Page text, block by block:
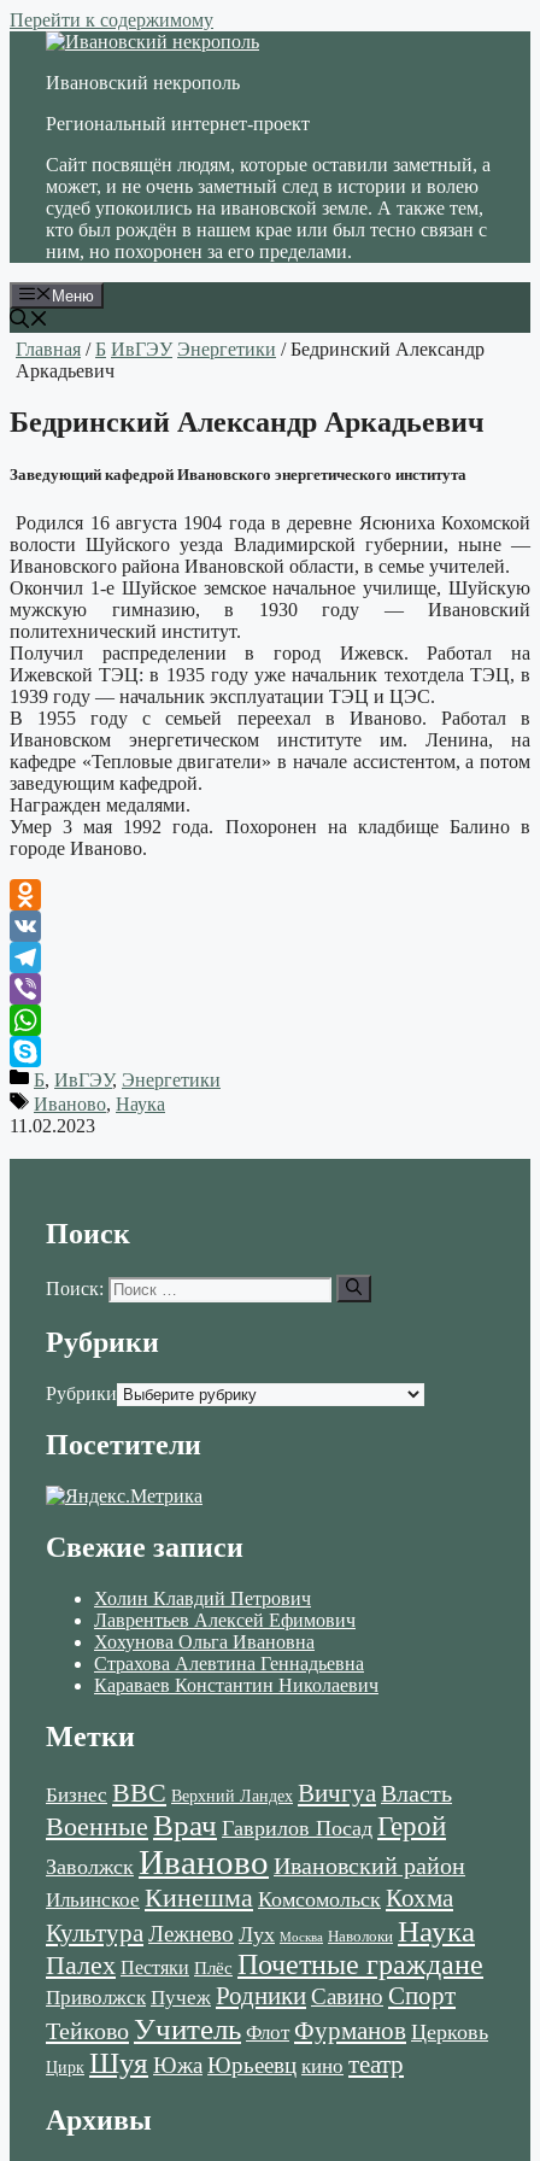
Перейти к содержимому
Ивановский некрополь
Региональный интернет-проект
Сайт посвящён людям, которые оставили заметный, а
может, и не очень заметный след в истории и волею
судеб упокоились на ивановской земле. А также тем,
кто был рождён в нашем крае или был тесно связан с
ним, но похоронен за его пределами.
Меню
Главная /Б ИвГЭУ Энергетики / Бедринский Александр
Аркадьевич
Бедринский Александр Аркадьевич
Заведующий кафедрой Ивановского энергетического института
Родился 16 августа 1904 года в деревне Ясюниха Кохомской
волости Шуйского уезда Владимирской губернии, ныне —
Ивановского района Ивановской области, в семье учителей.
Окончил 1-е Шуйское земское начальное училище, Шуйскую
мужскую гимназию, в 1930 году — Ивановский
политехнический институт.
Получил распределении в город Ижевск. Работал на
Ижевской ТЭЦ: в 1935 году уже начальник техотдела ТЭЦ, в
1939 году — начальник эксплуатации ТЭЦ и ЦЭС.
В 1955 году с семьей переехал в Иваново. Работал в
Ивановском энергетическом институте им. Ленина, на
кафедре «Тепловые двигатели» в начале ассистентом, а потом
заведующим кафедрой.
Награжден медалями.
Умер 3 мая 1992 года. Похоронен на кладбище Балино в
городе Иваново.
Odnoklassniki
VK
Telegram
Viber
WhatsApp
Skype
Б, ИвГЭУ, Энергетики
Иваново, Наука
11.02.2023
Поиск
Поиск:
Рубрики
Рубрики
Посетители
Свежие записи
Холин Клавдий Петрович
Лаврентьев Алексей Ефимович
Хохунова Ольга Ивановна
Страхова Алевтина Геннадьевна
Караваев Константин Николаевич
Метки
Бизнес ВВС Верхний Ландех ВичгуаВласть
Военные Врач Гаврилов Посад Герой
Заволжск Иваново Ивановский район
Ильинское Кинешма Комсомольск Кохма
Культура Лежнево Лух Москва Наволоки Наука
Палех Пестяки Плёс Почетные граждане
Приволжск Пучеж РодникиСавино Спорт
ТейковоУчитель Флот Фурманов Церковь
Цирк Шуя Южа Юрьеевц кино театр
Архивы